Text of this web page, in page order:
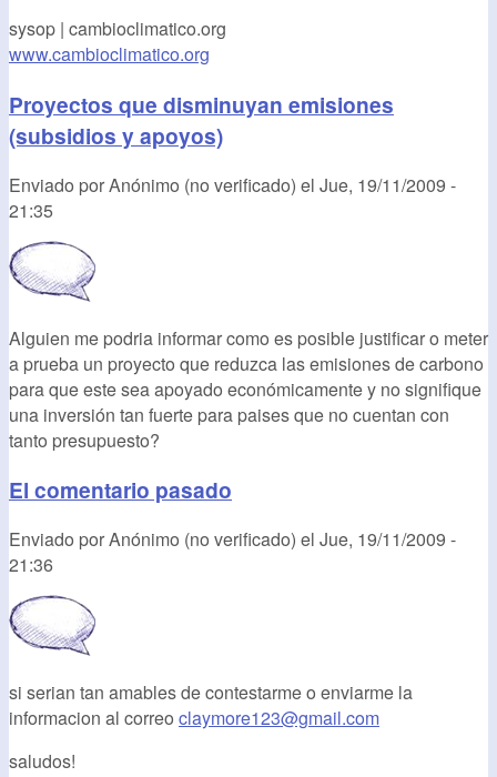
sysop | cambioclimatico.org
www.cambioclimatico.org
Proyectos que disminuyan emisiones
(subsidios y apoyos)
Enviado porAnónimo (no verificado) el Jue, 19/11/2009 -
21:35
Alguien me podria informar como es posible justificar o meter
a prueba un proyecto que reduzca las emisiones de carbono
para que este sea apoyado económicamente y no signifique
una inversión tan fuerte para paises que no cuentan con
tanto presupuesto?
El comentario pasado
Enviado porAnónimo (no verificado) el Jue, 19/11/2009 -
21:36
si serian tan amables de contestarme o enviarme la
informacion al correo claymore123@gmail.com
saludos!